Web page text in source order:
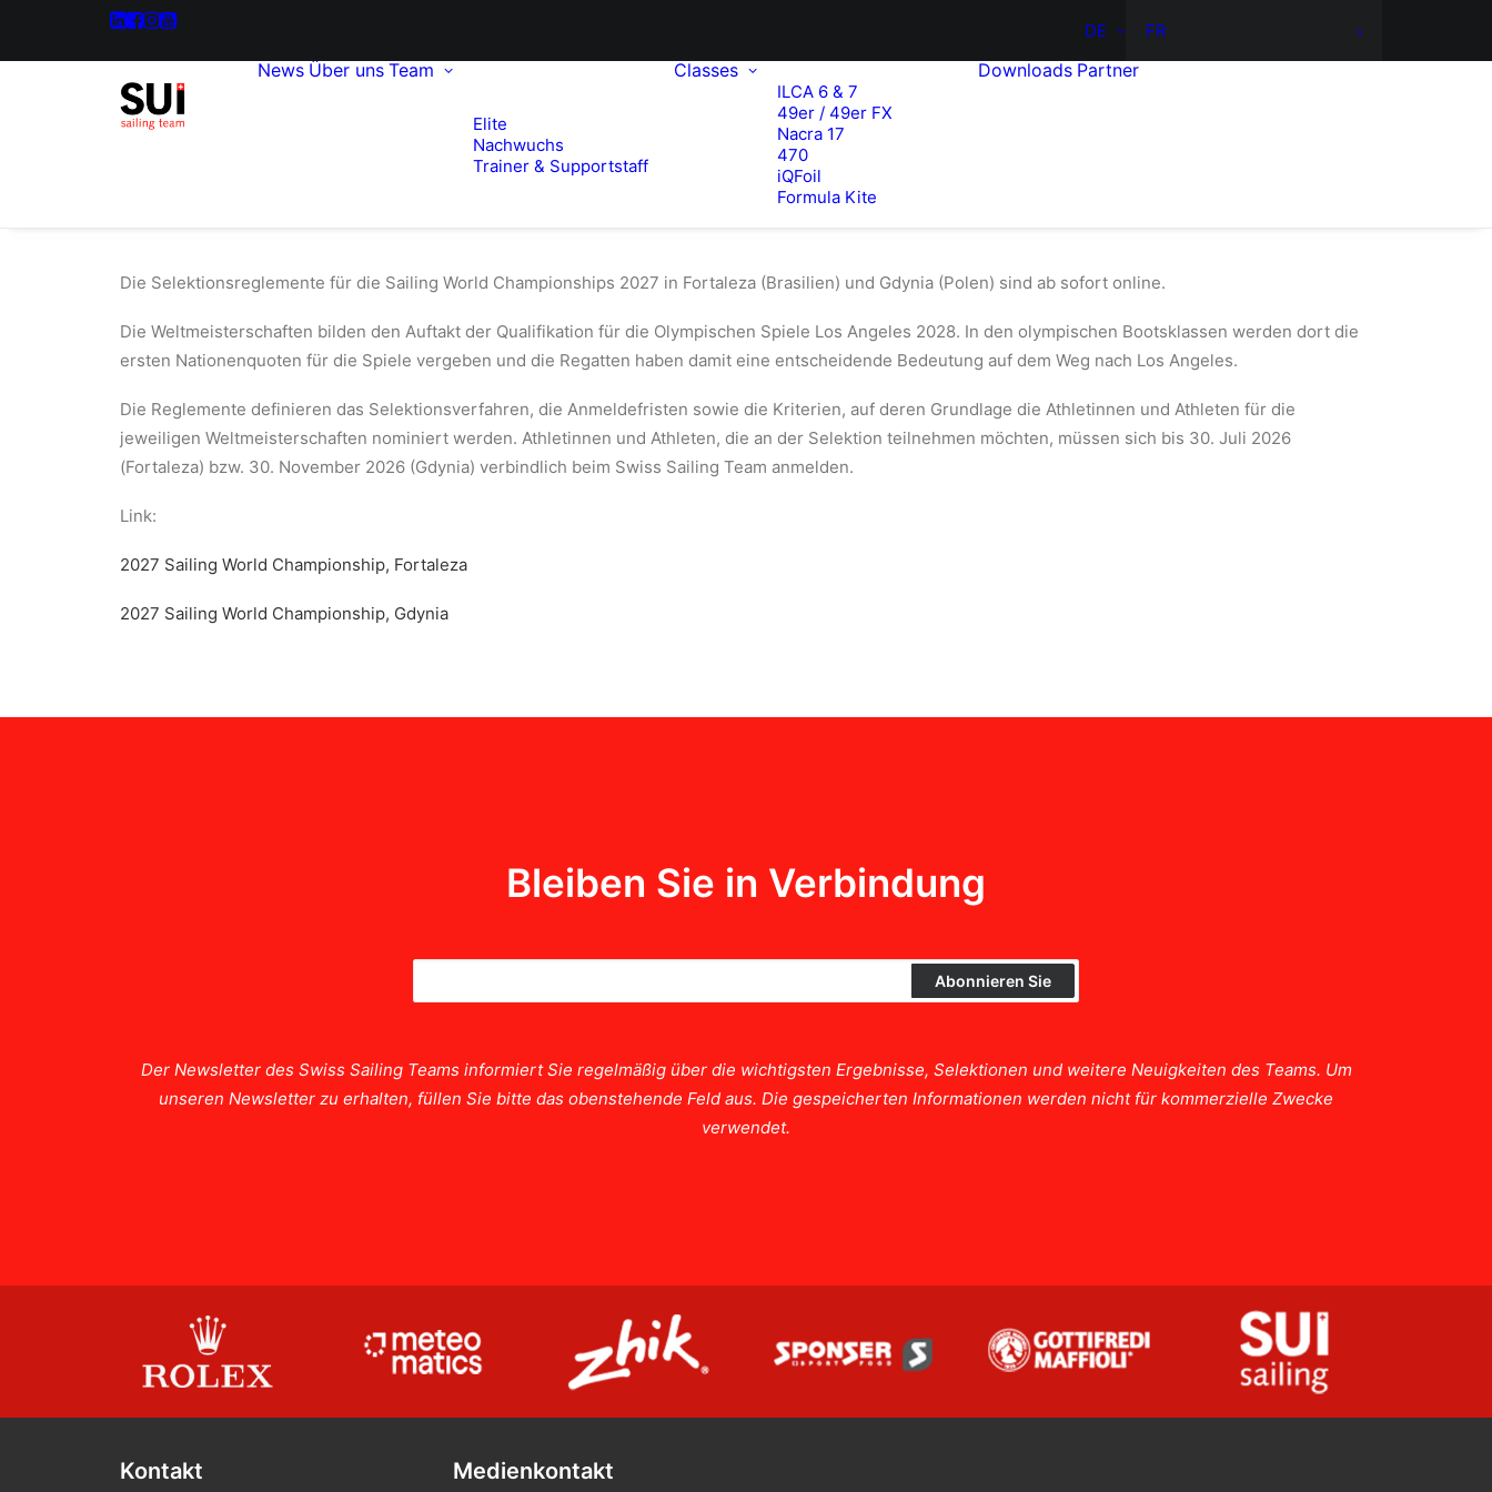
DE FR
News Über uns Team
Elite
Nachwuchs
Trainer & Supportstaff
Classes
ILCA 6 & 7
49er / 49er FX
Nacra 17
470
iQFoil
Formula Kite
Downloads Partner
Die Selektionsreglemente für die Sailing World Championships 2027 in Fortaleza (Brasilien) und Gdynia (Polen) sind ab sofort online.
Die Weltmeisterschaften bilden den Auftakt der Qualifikation für die Olympischen Spiele Los Angeles 2028. In den olympischen Bootsklassen werden dort die
ersten Nationenquoten für die Spiele vergeben und die Regatten haben damit eine entscheidende Bedeutung auf dem Weg nach Los Angeles.
Die Reglemente definieren das Selektionsverfahren, die Anmeldefristen sowie die Kriterien, auf deren Grundlage die Athletinnen und Athleten für die
jeweiligen Weltmeisterschaften nominiert werden. Athletinnen und Athleten, die an der Selektion teilnehmen möchten, müssen sich bis 30. Juli 2026
(Fortaleza) bzw. 30. November 2026 (Gdynia) verbindlich beim Swiss Sailing Team anmelden.
Link:
2027 Sailing World Championship, Fortaleza
2027 Sailing World Championship, Gdynia
Bleiben Sie in Verbindung
Der Newsletter des Swiss Sailing Teams informiert Sie regelmäßig über die wichtigsten Ergebnisse, Selektionen und weitere Neuigkeiten des Teams. Um
unseren Newsletter zu erhalten, füllen Sie bitte das obenstehende Feld aus. Die gespeicherten Informationen werden nicht für kommerzielle Zwecke
verwendet.
Kontakt Medienkontakt